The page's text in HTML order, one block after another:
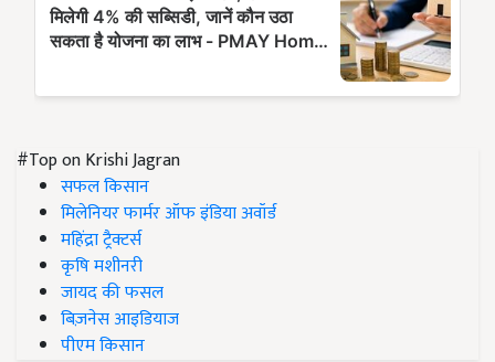
#Top on Krishi Jagran
सफल किसान
मिलेनियर फार्मर ऑफ इंडिया अवॉर्ड
महिंद्रा ट्रैक्टर्स
कृषि मशीनरी
जायद की फसल
बिज़नेस आइडियाज
पीएम किसान